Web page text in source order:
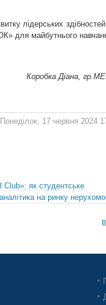
лідерських
для майбутнього
Коробка Діана,
17 червня 2024
Club»: як студентське
на ринку